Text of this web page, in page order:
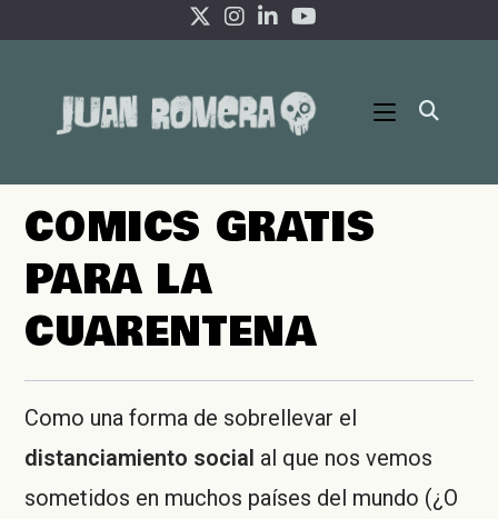
al
COMICS GRATIS
PARA LA
CUARENTENA
Como una forma de sobrellevar el
distanciamiento social al que nos vemos
sometidos en muchos países del mundo (¿O